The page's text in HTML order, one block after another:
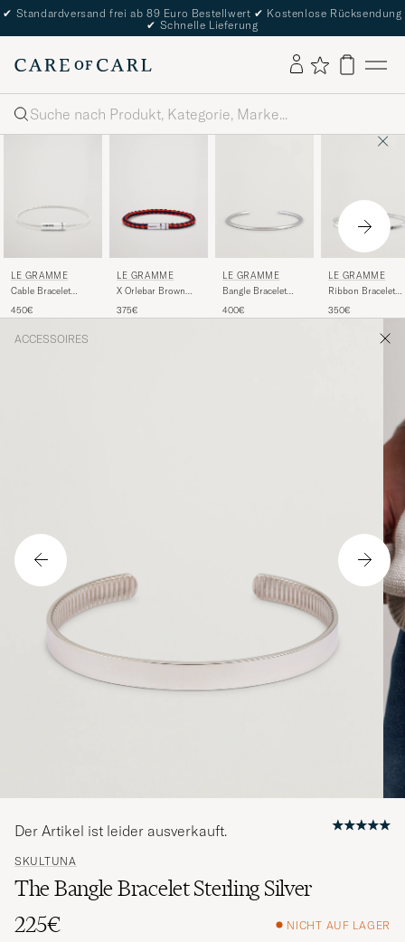
✔ Standardversand frei ab 89 Euro Bestellwert ✔ Kostenlose Rücksendung
✔ Schnelle Lieferung
Suche
LE GRAMME
Cable Bracelet
Silver 7g
450€
LE GRAMME
X Orlebar Brown
Navy/Red
375€
LE GRAMME
Bangle Bracelet
Silver 7g
400€
LE GRAMME
Ribbon Bracelet
Silver 7g
350€
ACCESSOIRES
SKULTUNA
The Bangle Bracelet Sterling Silver
225€
NICHT AUF LAGER
Der Artikel ist leider ausverkauft.